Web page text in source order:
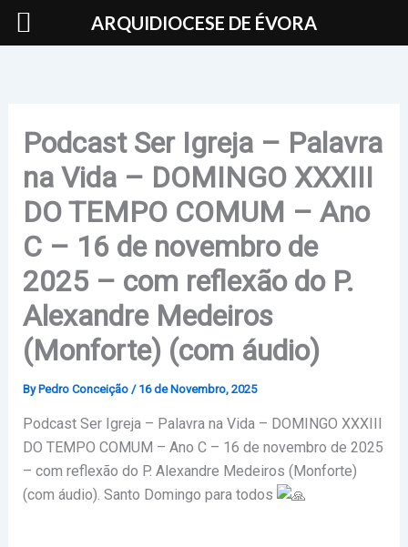
Skip
Podcast Ser Igreja – Palavra
na Vida – DOMINGO XXXIII
DO TEMPO COMUM – Ano
C – 16 de novembro de
2025 – com reflexão do P.
Alexandre Medeiros
(Monforte) (com áudio)
By Pedro Conceição / 16 de Novembro, 2025
Podcast Ser Igreja – Palavra na Vida – DOMINGO XXXIII
DO TEMPO COMUM – Ano C – 16 de novembro de 2025
– com reflexão do P. Alexandre Medeiros (Monforte)
(com áudio). Santo Domingo para todos
ARQUIDIOCESE DE ÉVORA